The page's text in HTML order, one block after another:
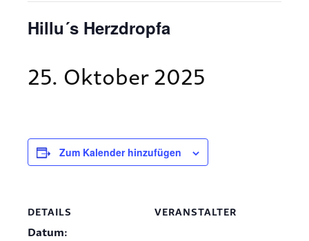
Hillu´s Herzdropfa
25. Oktober 2025
Zum Kalender hinzufügen
DETAILS
Datum:
VERANSTALTER